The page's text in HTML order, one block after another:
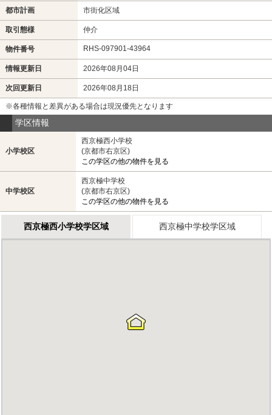
都市計画 市街化区域
取引態様 仲介
物件番号 RHS-097901-43964
情報更新日 2026年08月04日
次回更新日 2026年08月18日
※各種情報と差異がある場合は現況優先となります
学区情報
小学校区
西京極西小学校
(京都市右京区)
この学区の他の物件を見る
中学校区
西京極中学校
(京都市右京区)
この学区の他の物件を見る
西京極西小学校学区域 西京極中学校学区域